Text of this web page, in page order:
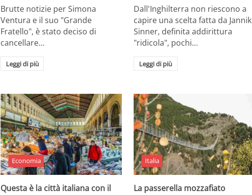
Brutte notizie per Simona
Ventura e il suo "Grande
Fratello", è stato deciso di
cancellare…
Leggi di più
Dall'Inghilterra non riescono a
capire una scelta fatta da Jannik
Sinner, definita addirittura
"ridicola", pochi…
Leggi di più
Economia
Questa è la città italiana con il
Italia
La passerella mozzafiato